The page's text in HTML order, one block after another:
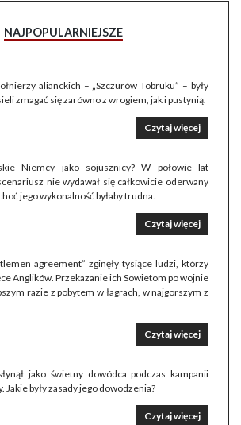
NAJPOPULARNIEJSZE
alianckich – „Szczurów Tobruku” – były
zmagać się zarówno z wrogiem, jak i pustynią.
Czytaj więcej
Niemcy jako sojusznicy? W połowie lat
nie wydawał się całkowicie oderwany
jego wykonalność byłaby trudna.
Czytaj więcej
agreement” zginęły tysiące ludzi, którzy
Anglików. Przekazanie ich Sowietom po wojnie
razie z pobytem w łagrach, w najgorszym z
Czytaj więcej
jako świetny dowódca podczas kampanii
Jakie były zasady jego dowodzenia?
Czytaj więcej